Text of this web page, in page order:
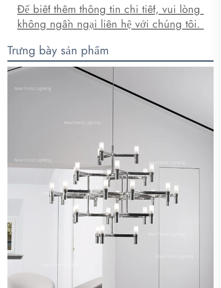
Để biết thêm thông tin chi tiết, vui lòng
không ngần ngại liên hệ với chúng tôi.
Trưng bày sản phẩm